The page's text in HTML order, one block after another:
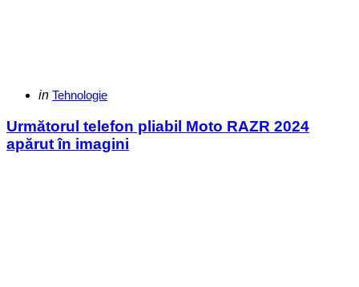
Categories
Posted
in Tehnologie
Următorul telefon pliabil Moto RAZR 2024
apărut în imagini